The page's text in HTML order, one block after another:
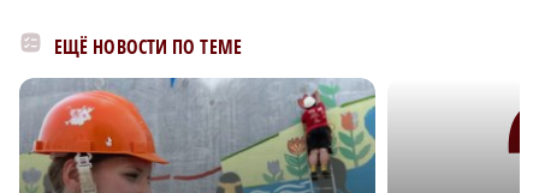
ЕЩЁ НОВОСТИ ПО ТЕМЕ